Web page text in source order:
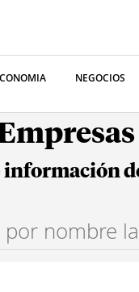
NEGOCIOS
información